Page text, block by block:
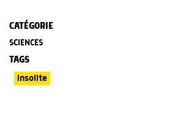
CATÉGORIE
SCIENCES
TAGS
Insolite